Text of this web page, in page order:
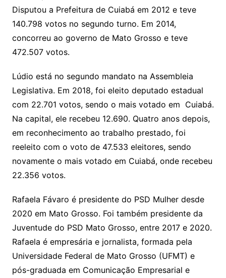
Disputou a Prefeitura de Cuiabá em 2012 e teve
140.798 votos no segundo turno. Em 2014,
concorreu ao governo de Mato Grosso e teve
472.507 votos.
Lúdio está no segundo mandato na Assembleia
Legislativa. Em 2018, foi eleito deputado estadual
com 22.701 votos, sendo o mais votado em Cuiabá.
Na capital, ele recebeu 12.690. Quatro anos depois,
em reconhecimento ao trabalho prestado, foi
reeleito com o voto de 47.533 eleitores, sendo
novamente o mais votado em Cuiabá, onde recebeu
22.356 votos.
Rafaela Fávaro é presidente do PSD Mulher desde
2020 em Mato Grosso. Foi também presidente da
Juventude do PSD Mato Grosso, entre 2017 e 2020.
Rafaela é empresária e jornalista, formada pela
Universidade Federal de Mato Grosso (UFMT) e
pós-graduada em Comunicação Empresarial e